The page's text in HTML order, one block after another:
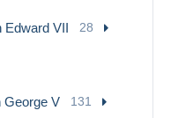
Edward VII 28
George V 131